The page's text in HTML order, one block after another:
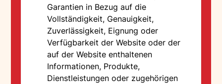
Garantien in Bezug auf die
Vollständigkeit, Genauigkeit,
Zuverlässigkeit, Eignung oder
Verfügbarkeit der Website oder der
auf der Website enthaltenen
Informationen, Produkte,
Dienstleistungen oder zugehörigen